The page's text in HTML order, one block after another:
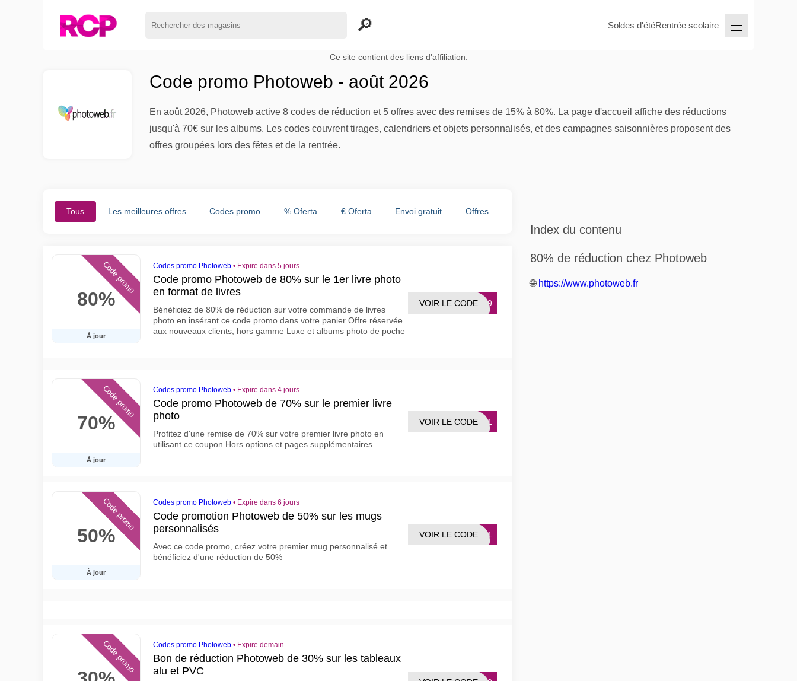
Soldes d'étéRentrée scolaire
Ce site contient des liens d'affiliation.
Code promo Photoweb - août 2026
En août 2026, Photoweb active 8 codes de réduction et 5 offres avec des remises de 15% à 80%. La page d'accueil affiche des réductions
jusqu'à 70€ sur les albums. Les codes couvrent tirages, calendriers et objets personnalisés, et des campagnes saisonnières proposent des
offres groupées lors des fêtes et de la rentrée.
Tous Les meilleures offres Codes promo % Oferta € Oferta Envoi gratuit Offres
80%
À jour
Code promo Codes promo Photoweb • Expire dans 5 jours
Code promo Photoweb de 80% sur le 1er livre photo
en format de livres
Bénéficiez de 80% de réduction sur votre commande de livres
photo en insérant ce code promo dans votre panier Offre réservée
aux nouveaux clients, hors gamme Luxe et albums photo de poche
2G19
VOIR LE CODE
70%
À jour
Code promo Codes promo Photoweb • Expire dans 4 jours
Code promo Photoweb de 70% sur le premier livre
photo
Profitez d'une remise de 70% sur votre premier livre photo en
utilisant ce coupon Hors options et pages supplémentaires
WL21
VOIR LE CODE
50%
À jour
Code promo Codes promo Photoweb • Expire dans 6 jours
Code promotion Photoweb de 50% sur les mugs
personnalisés
Avec ce code promo, créez votre premier mug personnalisé et
bénéficiez d'une réduction de 50%
MG21
VOIR LE CODE
Code promo Codes promo Photoweb • Expire demain
Bon de réduction Photoweb de 30% sur les tableaux
alu et PVC
Index du contenu
80% de réduction chez Photoweb
🌐 https://www.photoweb.fr